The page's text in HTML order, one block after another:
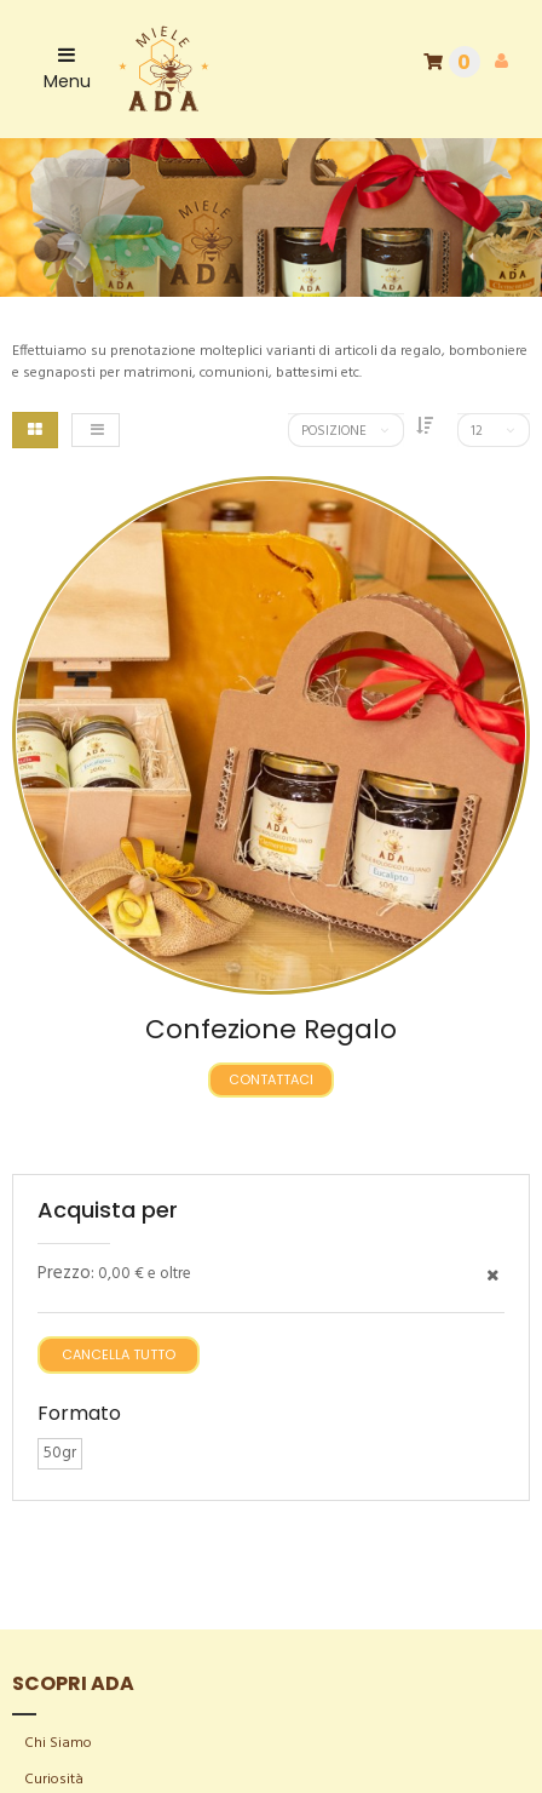
Menu
0
Effettuiamo su prenotazione molteplici varianti di articoli da regalo, bomboniere
e segnaposti per matrimoni, comunioni, battesimi etc.
12
POSIZIONE
Confezione Regalo
CONTATTACI
Acquista per
Prezzo: 0,00 € e oltre
CANCELLA TUTTO
Formato
50gr
SCOPRI ADA
Chi Siamo
Curiosità